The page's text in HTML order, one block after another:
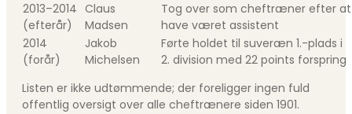
2013–2014
(efterår)
Claus
Madsen
Tog over som cheftræner efter at
have været assistent
2014
(forår)
Jakob
Michelsen
Førte holdet til suveræn 1.-plads i
2. division med 22 points forspring
Listen er ikke udtømmende; der foreligger ingen fuld
offentlig oversigt over alle cheftrænere siden 1901.